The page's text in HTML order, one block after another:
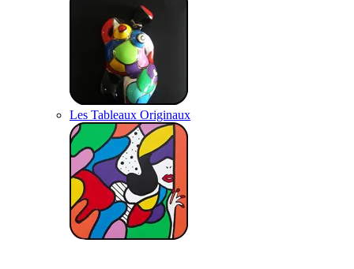
Les Tableaux Originaux